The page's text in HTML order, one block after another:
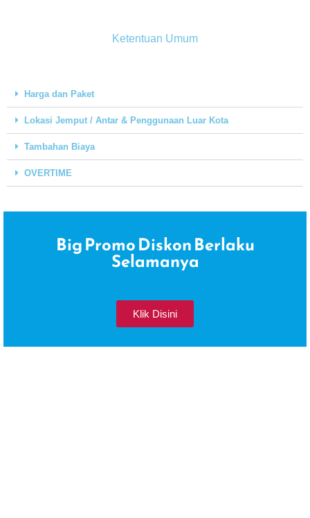
Ketentuan Umum
Harga dan Paket
Lokasi Jemput / Antar & Penggunaan Luar Kota
Tambahan Biaya
OVERTIME
Big Promo Diskon Berlaku
Selamanya
Klik Disini